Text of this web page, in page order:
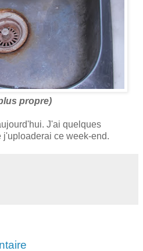
propre)
J'ai quelques
ce week-end.